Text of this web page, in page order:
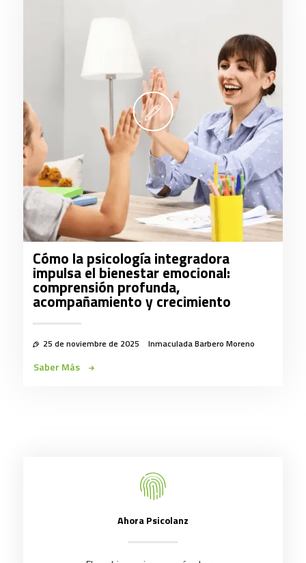
Cómo la psicología integradora
impulsa el bienestar emocional:
comprensión profunda,
acompañamiento y crecimiento
25 de noviembre de 2025 Inmaculada Barbero Moreno
Saber Más
Ahora Psicolanz